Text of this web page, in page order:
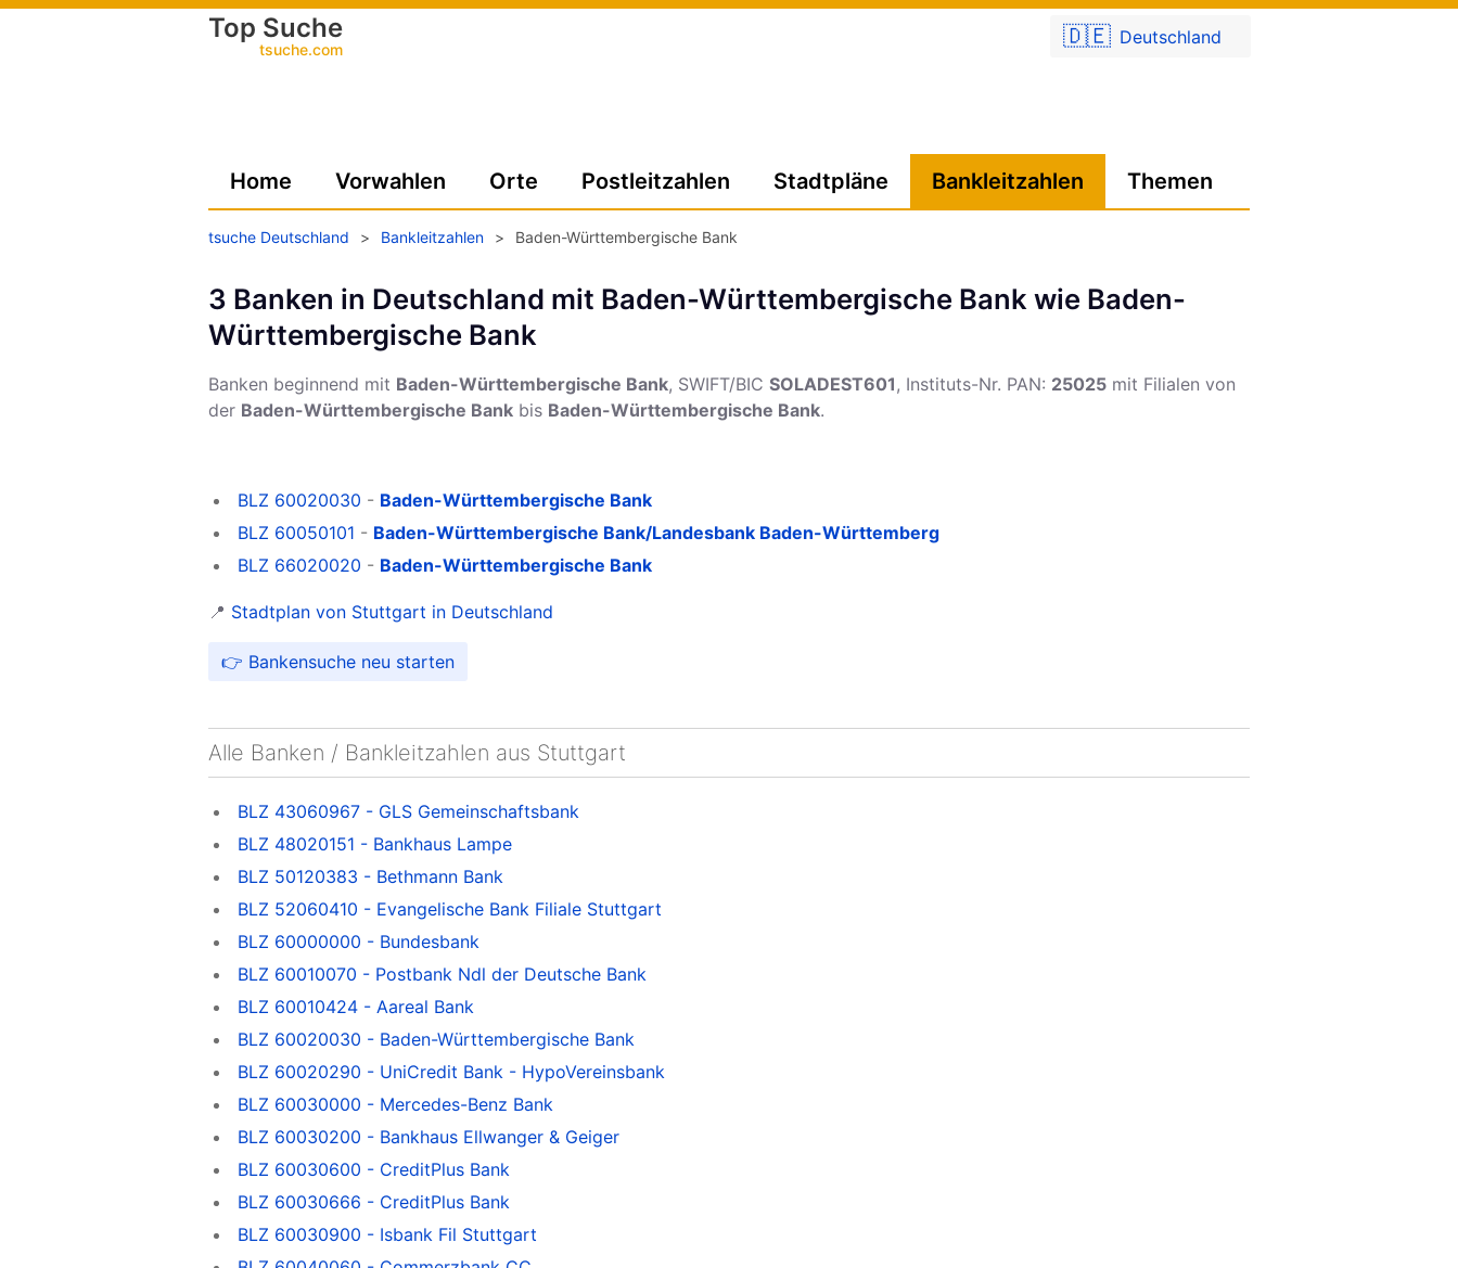
🇩🇪 Deutschland
Top Suche
tsuche.com
Home Vorwahlen Orte Postleitzahlen Stadtpläne Bankleitzahlen Themen
tsuche Deutschland > Bankleitzahlen > Baden-Württembergische Bank
3 Banken in Deutschland mit Baden-Württembergische Bank wie Baden-
Württembergische Bank
Banken beginnend mit Baden-Württembergische Bank, SWIFT/BIC SOLADEST601, Instituts-Nr. PAN: 25025 mit Filialen von
der Baden-Württembergische Bank bis Baden-Württembergische Bank.
BLZ 60020030 - Baden-Württembergische Bank
BLZ 60050101 - Baden-Württembergische Bank/Landesbank Baden-Württemberg
BLZ 66020020 - Baden-Württembergische Bank
📍 Stadtplan von Stuttgart in Deutschland
👉 Bankensuche neu starten
Alle Banken / Bankleitzahlen aus Stuttgart
BLZ 43060967 - GLS Gemeinschaftsbank
BLZ 48020151 - Bankhaus Lampe
BLZ 50120383 - Bethmann Bank
BLZ 52060410 - Evangelische Bank Filiale Stuttgart
BLZ 60000000 - Bundesbank
BLZ 60010070 - Postbank Ndl der Deutsche Bank
BLZ 60010424 - Aareal Bank
BLZ 60020030 - Baden-Württembergische Bank
BLZ 60020290 - UniCredit Bank - HypoVereinsbank
BLZ 60030000 - Mercedes-Benz Bank
BLZ 60030200 - Bankhaus Ellwanger & Geiger
BLZ 60030600 - CreditPlus Bank
BLZ 60030666 - CreditPlus Bank
BLZ 60030900 - Isbank Fil Stuttgart